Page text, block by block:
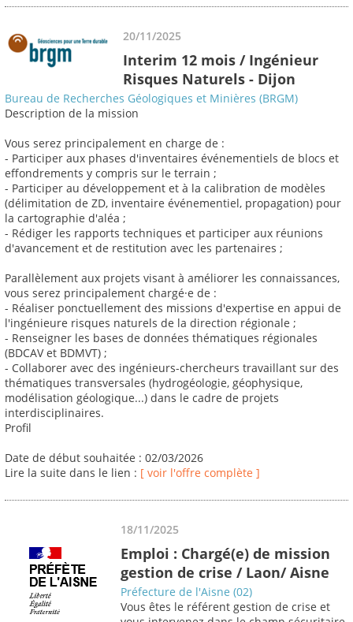
20/11/2025
Interim 12 mois / Ingénieur
Risques Naturels - Dijon
Bureau de Recherches Géologiques et Minières (BRGM)
Description de la mission
Vous serez principalement en charge de :
- Participer aux phases d'inventaires événementiels de blocs et
effondrements y compris sur le terrain ;
- Participer au développement et à la calibration de modèles
(délimitation de ZD, inventaire événementiel, propagation) pour
la cartographie d'aléa ;
- Rédiger les rapports techniques et participer aux réunions
d'avancement et de restitution avec les partenaires ;
Parallèlement aux projets visant à améliorer les connaissances,
vous serez principalement chargé·e de :
- Réaliser ponctuellement des missions d'expertise en appui de
l'ingénieure risques naturels de la direction régionale ;
- Renseigner les bases de données thématiques régionales
(BDCAV et BDMVT) ;
- Collaborer avec des ingénieurs-chercheurs travaillant sur des
thématiques transversales (hydrogéologie, géophysique,
modélisation géologique...) dans le cadre de projets
interdisciplinaires.
Profil
Date de début souhaitée : 02/03/2026
Lire la suite dans le lien : [ voir l'offre complète ]
18/11/2025
Emploi : Chargé(e) de mission
gestion de crise / Laon/ Aisne
Préfecture de l'Aisne (02)
Vous êtes le référent gestion de crise et